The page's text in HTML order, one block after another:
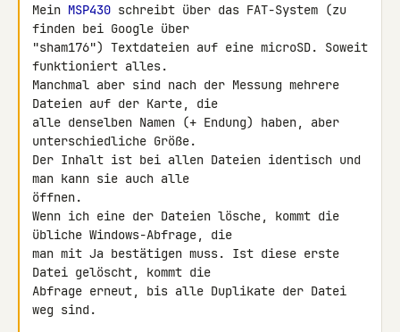
Mein MSP430 schreibt über das FAT-System (zu
finden bei Google über
"sham176") Textdateien auf eine microSD. Soweit
funktioniert alles.
Manchmal aber sind nach der Messung mehrere
Dateien auf der Karte, die
alle denselben Namen (+ Endung) haben, aber
unterschiedliche Größe.
Der Inhalt ist bei allen Dateien identisch und
man kann sie auch alle
öffnen.
Wenn ich eine der Dateien lösche, kommt die
übliche Windows-Abfrage, die
man mit Ja bestätigen muss. Ist diese erste
Datei gelöscht, kommt die
Abfrage erneut, bis alle Duplikate der Datei
weg sind.